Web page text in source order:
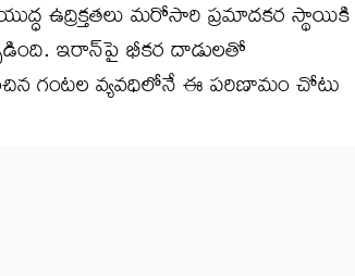
ఉద్రిక్తతలు మరోసారి ప్రమాదకర స్థాయికి
ఇరాన్‌పై భీకర దాడులతో
గంటల వ్యవధిలోనే ఈ పరిణామం చోటు